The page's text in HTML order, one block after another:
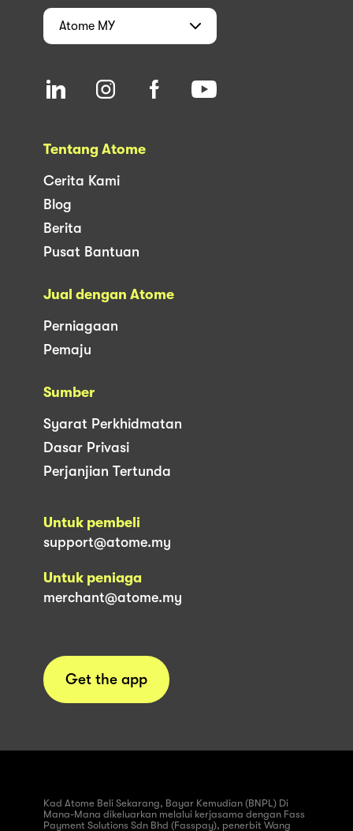
Atome MY
Tentang Atome
Cerita Kami
Blog
Berita
Pusat Bantuan
Jual dengan Atome
Perniagaan
Pemaju
Sumber
Syarat Perkhidmatan
Dasar Privasi
Perjanjian Tertunda
Untuk pembeli
support@atome.my
Untuk peniaga
merchant@atome.my
Get the app
Kad Atome Beli Sekarang, Bayar Kemudian (BNPL) Di
Mana-Mana dikeluarkan melalui kerjasama dengan Fass
Payment Solutions Sdn Bhd (Fasspay), penerbit Wang